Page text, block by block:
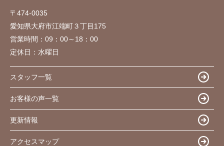
〒474-0035
愛知県大府市江端町３丁目175
営業時間： 09：00～18：00
定休日： 水曜日
スタッフ一覧
お客様の声一覧
更新情報
アクセスマップ